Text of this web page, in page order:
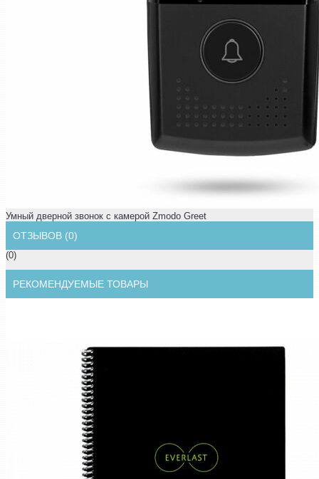
Умный дверной звонок с камерой Zmodo Greet
ОТЗЫВОВ (0)
(0)
РЕКОМЕНДУЕМЫЕ ТОВАРЫ